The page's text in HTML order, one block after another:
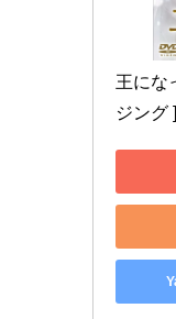
王にな
ジング ]